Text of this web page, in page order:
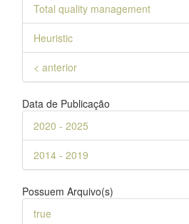
Total quality management
Heuristic
< anterior
Data de Publicação
2020 - 2025
2014 - 2019
Possuem Arquivo(s)
true